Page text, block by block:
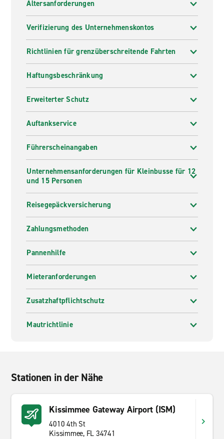
Altersanforderungen
Verifizierung des Unternehmenskontos
Richtlinien für grenzüberschreitende Fahrten
Haftungsbeschränkung
Erweiterter Schutz
Auftankservice
Führerscheinangaben
Unternehmensanforderungen für Kleinbusse für 12
und 15 Personen
Reisegepäckversicherung
Zahlungsmethoden
Pannenhilfe
Mieteranforderungen
Zusatzhaftpflichtschutz
Mautrichtlinie
Stationen in der Nähe
Kissimmee Gateway Airport (ISM)
4010 4th St
Kissimmee, FL 34741